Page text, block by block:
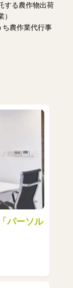
する農作物出荷
ち農作業代行事
パーソル